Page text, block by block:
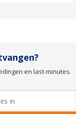
en last-minutes.